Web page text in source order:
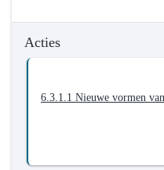
Acties
6.3.1.1 Nieuwe vormen